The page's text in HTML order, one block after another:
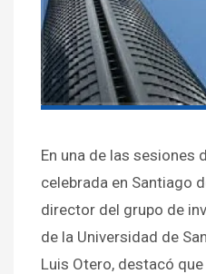
En una de las sesiones
celebrada en Santiago
director del grupo de
de la Universidad de
Luis Otero, destacó